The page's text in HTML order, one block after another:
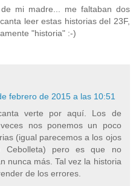
mi madre... me faltaban dos
leer estas historias del 23F,
"historia" :-)
febrero de 2015 a las 10:51
verte por aquí. Los de
nos ponemos un poco
(igual parecemos a los ojos
Cebolleta) pero es que no
nunca más. Tal vez la historia
de los errores.